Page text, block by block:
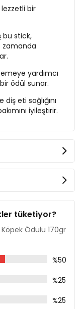
lezzetli bir
bu stick,
zamanda
yardımcı
ödül sunar.
eti sağlığını
iyileştirir.
tüketiyor?
Ödülü 170gr
%50
%25
%25